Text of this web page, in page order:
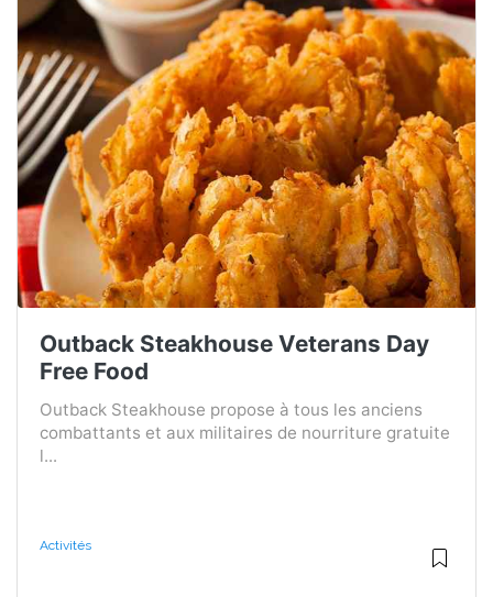
Outback Steakhouse Veterans Day
Free Food
Outback Steakhouse propose à tous les anciens
combattants et aux militaires de nourriture gratuite
l...
Activités